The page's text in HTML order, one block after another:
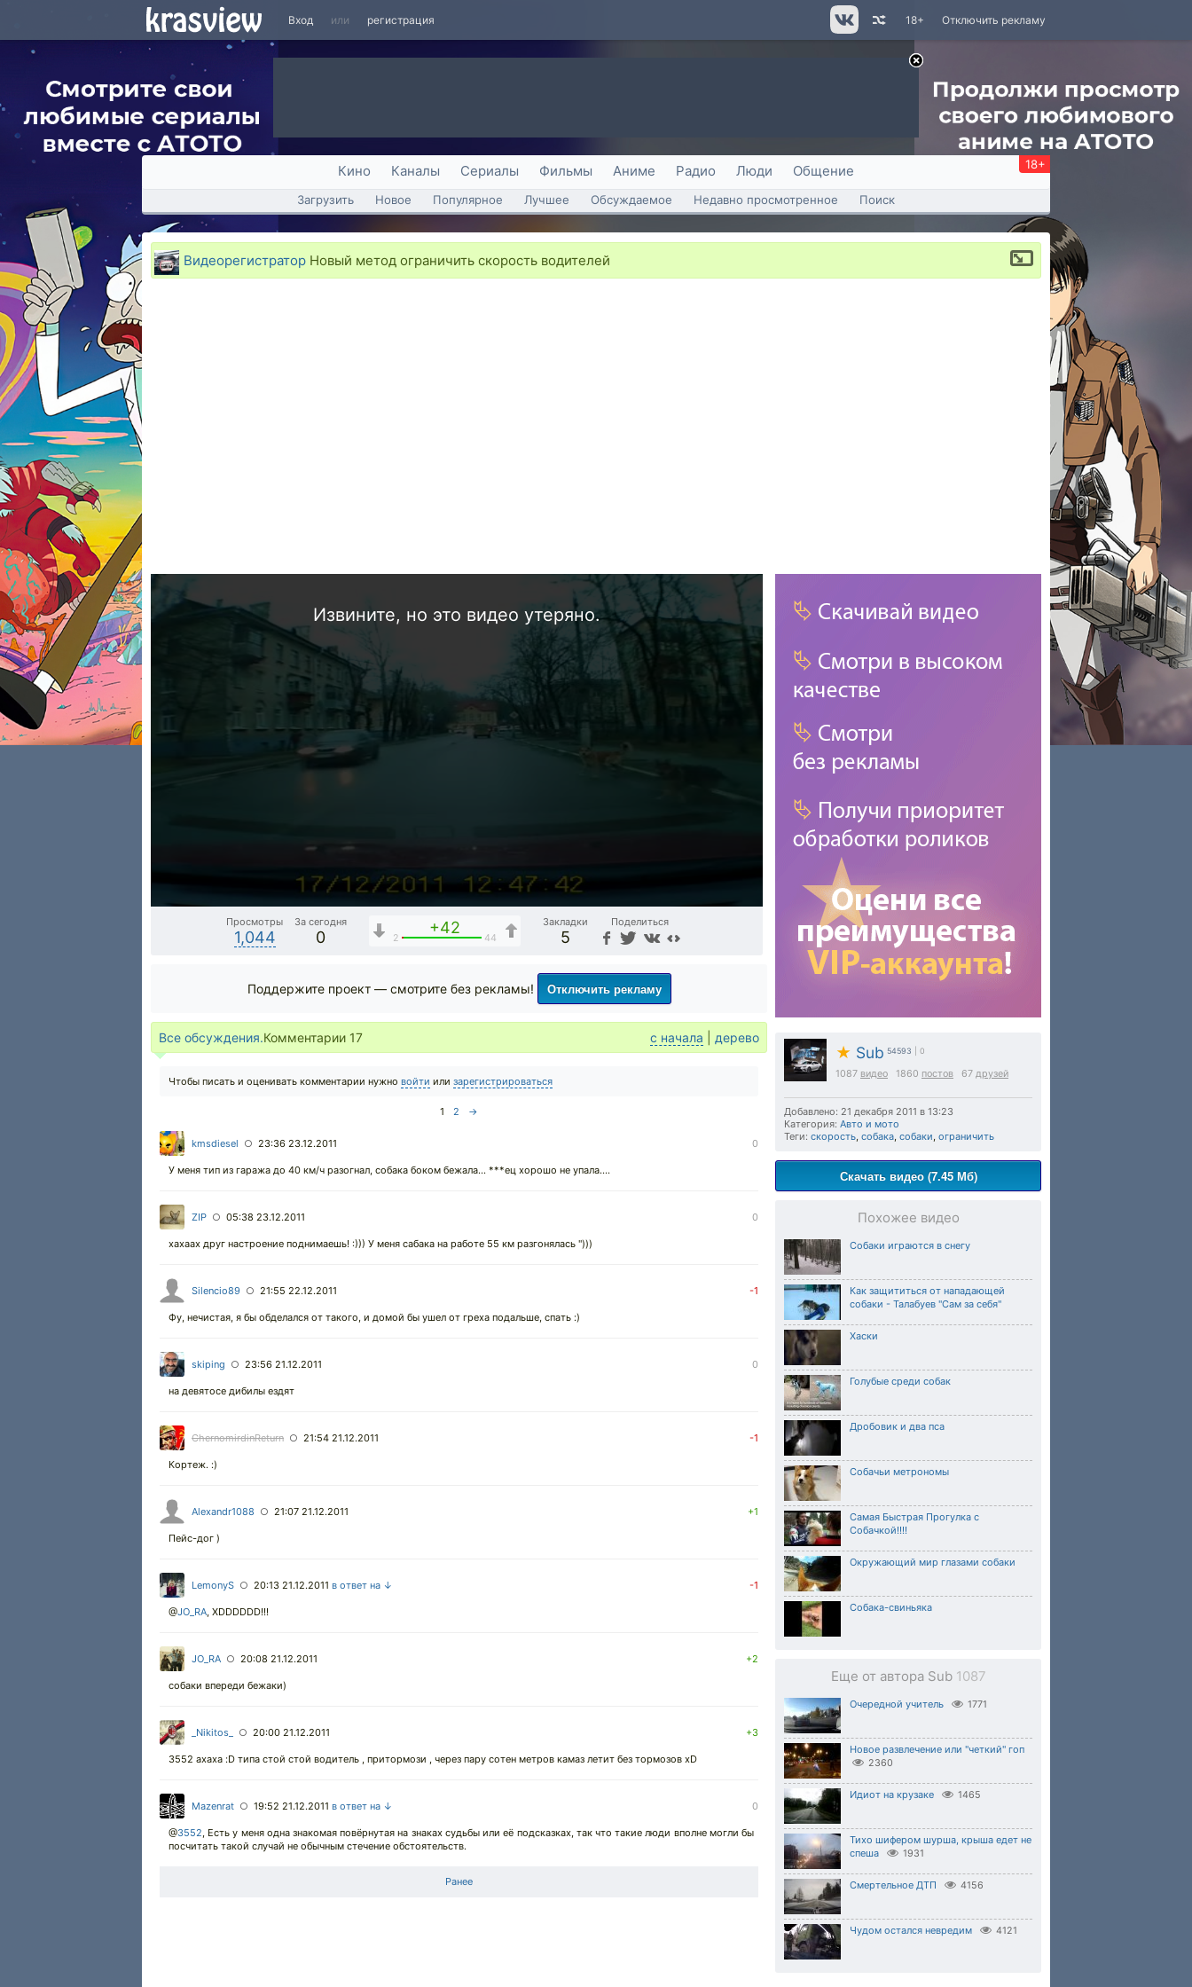
Вход или регистрация Отключить рекламу
18+
Кино Каналы Сериалы Фильмы Аниме Радио Люди Общение 18+
Загрузить Новое Популярное Лучшее Обсуждаемое Недавно просмотренное Поиск
Видеорегистратор Новый метод ограничить скорость водителей
Извините, но это видео утеряно.
Просмотры
1,044
За сегодня
0
+42
2 44
Закладки
5
Поделиться
★ Sub 54593 | 0
1087 видео 1860 постов 67 друзей
Добавлено: 21 декабря 2011 в 13:23
Категория: Авто и мото
Теги: скорость, собака, собаки, ограничить
Скачать видео (7.45 Мб)
Похожее видео
Собаки играются в снегу
Как защититься от нападающей
собаки - Талабуев "Сам за себя"
Хаски
Голубые среди собак
Дробовик и два пса
Собачьи метрономы
Самая Быстрая Прогулка с
Собачкой!!!!
Окружающий мир глазами собаки
Собака-свиньяка
Еще от автора Sub 1087
Очередной учитель 1771
Новое развлечение или "четкий" гоп
2360
Идиот на крузаке 1465
Тихо шифером шурша, крыша едет не
спеша
1931
Смертельное ДТП 4156
Чудом остался невредим 4121
Поддержите проект — смотрите без рекламы! Отключить рекламу
Все обсуждения.Комментарии 17 с начала дерево
Чтобы писать и оценивать комментарии нужно войти или зарегистрироваться
1 2 →
kmsdiesel ○ 23:36 23.12.2011 0
У меня тип из гаража до 40 км/ч разогнал, собака боком бежала... ***ец хорошо не упала....
ZIP ○ 05:38 23.12.2011 0
хахаах друг настроение поднимаешь! :))) У меня сабака на работе 55 км разгонялась ")))
Silencio89 ○ 21:55 22.12.2011 -1
Фу, нечистая, я бы обделался от такого, и домой бы ушел от греха подальше, спать :)
skiping ○ 23:56 21.12.2011 0
на девятосе дибилы ездят
ChernomirdinReturn ○ 21:54 21.12.2011 -1
Кортеж. :)
Alexandr1088 ○ 21:07 21.12.2011 +1
Пейс-дог )
LemonyS ○ 20:13 21.12.2011 в ответ на ↓ -1
@JO_RA, XDDDDDD!!!
JO_RA ○ 20:08 21.12.2011 +2
собаки впереди бежаки)
_Nikitos_ ○ 20:00 21.12.2011 +3
3552 ахаха :D типа стой стой водитель , притормози , через пару сотен метров камаз летит без тормозов xD
Mazenrat ○ 19:52 21.12.2011 в ответ на ↓ 0
@3552, Есть у меня одна знакомая повёрнутая на знаках судьбы или её подсказках, так что такие люди вполне могли бы
посчитать такой случай не обычным стечение обстоятельств.
Ранее